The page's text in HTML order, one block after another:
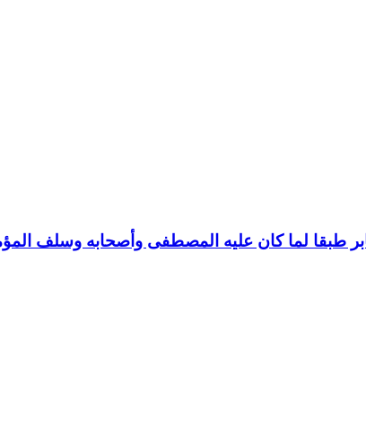
طبقا لما كان عليه المصطفى وأصحابه وسلف